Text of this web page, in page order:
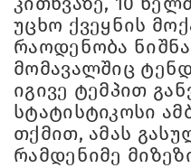
უცხო ქვეყნის
რაოდენობა
მომავალშიც
იგივე ტემპით
სტატისტიკოსი
თქმით, ამას
რამდენიმე